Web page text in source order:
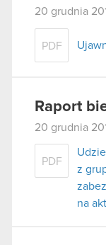
20 grudnia
PDF
Raport
20 grudnia
PDF
z
na